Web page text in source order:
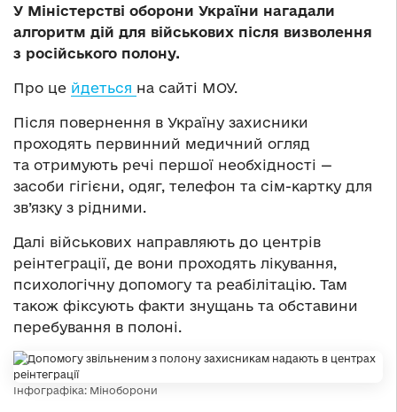
У Міністерстві оборони України нагадали
алгоритм дій для військових після визволення
з російського полону.
Про це йдеться на сайті МОУ.
Після повернення в Україну захисники
проходять первинний медичний огляд
та отримують речі першої необхідності —
засоби гігієни, одяг, телефон та сім-картку для
зв’язку з рідними.
Далі військових направляють до центрів
реінтеграції, де вони проходять лікування,
психологічну допомогу та реабілітацію. Там
також фіксують факти знущань та обставини
перебування в полоні.
Інфографіка: Міноборони